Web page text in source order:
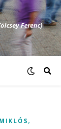
Ferenc)
,